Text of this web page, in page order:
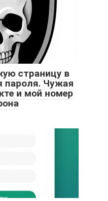
страницу в
пароля. Чужая
и мой номер